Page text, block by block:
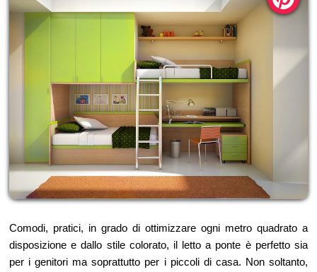
Comodi, pratici, in grado di ottimizzare ogni metro quadrato a
disposizione e dallo stile colorato, il letto a ponte è perfetto sia
per i genitori ma soprattutto per i piccoli di casa. Non soltanto,